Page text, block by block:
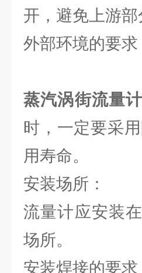
开，避免上游
外部环境的要求
蒸汽涡街流量
时，一定要采
用寿命。
安装场所：
流量计应安装
场所。
安装焊接的要求